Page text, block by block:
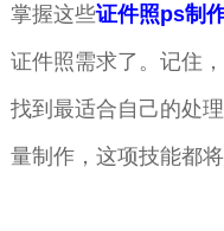
掌握这些证件照ps制
证件照需求了。记住
找到最适合自己的处
量制作，这项技能都